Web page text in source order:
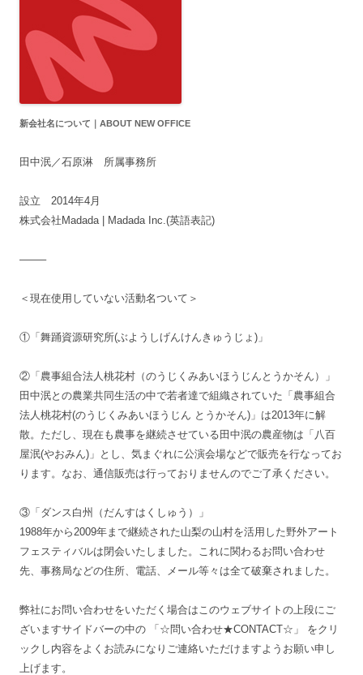
新会社名について｜ABOUT NEW OFFICE
田中泯／石原淋 所属事務所
設立 2014年4月
株式会社Madada | Madada Inc.(英語表記)
——–
＜現在使用していない活動名ついて＞
①「舞踊資源研究所(ぶようしげんけんきゅうじょ)」
②「農事組合法人桃花村（のうじくみあいほうじんとうかそん）」
田中泯との農業共同生活の中で若者達で組織されていた「農事組合
法人桃花村(のうじくみあいほうじん とうかそん)」は2013年に解
散。ただし、現在も農事を継続させている田中泯の農産物は「八百
屋泯(やおみん)」とし、気まぐれに公演会場などで販売を行なってお
ります。なお、通信販売は行っておりませんのでご了承ください。
③「ダンス白州（だんすはくしゅう）」
1988年から2009年まで継続された山梨の山村を活用した野外アート
フェスティバルは閉会いたしました。これに関わるお問い合わせ
先、事務局などの住所、電話、メール等々は全て破棄されました。
弊社にお問い合わせをいただく場合はこのウェブサイトの上段にご
ざいますサイドバーの中の 「☆問い合わせ★CONTACT☆」 をクリ
ックし内容をよくお読みになりご連絡いただけますようお願い申し
上げます。